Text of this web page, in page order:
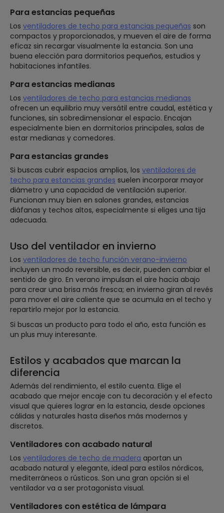
Para estancias pequeñas
Los ventiladores de techo para estancias pequeñas son
compactos y proporcionados, y mueven el aire de forma
eficaz sin recargar visualmente la estancia. Son una
buena elección para dormitorios pequeños, estudios y
habitaciones infantiles.
Para estancias medianas
Los ventiladores de techo para estancias medianas
ofrecen un equilibrio muy versátil entre caudal, estética y
funciones, sin sobredimensionar el espacio. Encajan
especialmente bien en dormitorios principales, salas de
estar medianas y comedores.
Para estancias grandes
Si buscas cubrir espacios amplios, los ventiladores de
techo para estancias grandes suelen incorporar mayor
diámetro y una capacidad de ventilación superior.
Funcionan muy bien en salones grandes, estancias
diáfanas y techos altos, especialmente si eliges una tija
adecuada.
Uso del ventilador en invierno
Los ventiladores de techo función verano-invierno
incluyen un modo reversible, es decir, pueden cambiar el
sentido de giro. En verano impulsan el aire hacia abajo
para crear una brisa más fresca; en invierno giran al revés
para mover el aire caliente que se acumula en el techo y
repartirlo mejor por la estancia.
Si buscas un producto para todo el año, esta función es
un plus muy interesante.
Estilos y acabados que marcan la
diferencia
Además del rendimiento, el estilo cuenta. Elige el
acabado que mejor encaje con tu decoración y el efecto
visual que quieres lograr en la estancia, desde opciones
cálidas y naturales hasta diseños más modernos y
discretos.
Ventiladores con acabado natural
Los ventiladores de techo de madera aportan un
acabado natural y elegante, ideal para estilos nórdicos,
mediterráneos o rústicos. Son una gran opción si el
ventilador va a ser protagonista visual.
Ventiladores con estética de lámpara